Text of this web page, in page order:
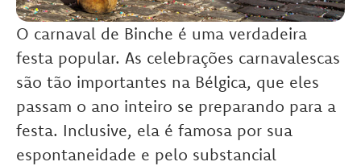
O carnaval de Binche é uma verdadeira
festa popular. As celebrações carnavalescas
são tão importantes na Bélgica, que eles
passam o ano inteiro se preparando para a
festa. Inclusive, ela é famosa por sua
espontaneidade e pelo substancial